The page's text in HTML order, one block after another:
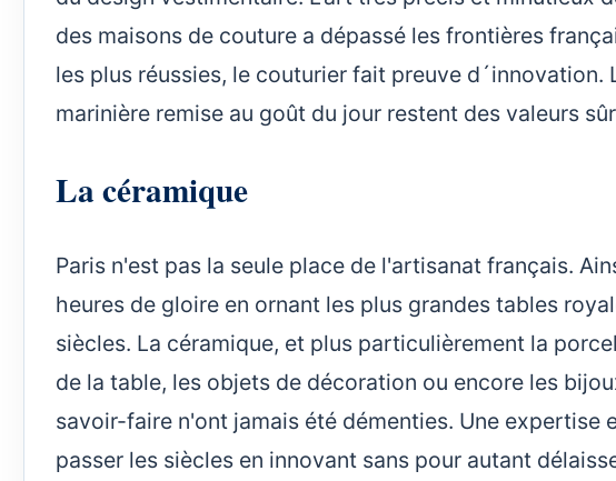
des maisons de couture a dépassé les frontières
les plus réussies, le couturier fait preuve d´innovation.
marinière remise au goût du jour restent des valeurs
La céramique
Paris n'est pas la seule place de l'artisanat français.
heures de gloire en ornant les plus grandes tables
siècles. La céramique, et plus particulièrement la
de la table, les objets de décoration ou encore les
savoir-faire n'ont jamais été démenties. Une expertise
passer les siècles en innovant sans pour autant